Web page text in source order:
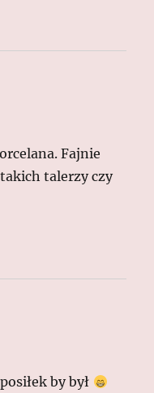
Fajnie
takich talerzy czy
by był